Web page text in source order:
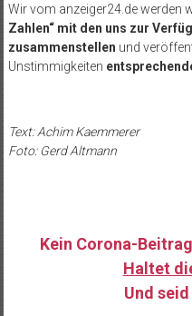
Wir vom anzeiger24.de werden
Zahlen“ mit den uns zur
zusammenstellen und
Unstimmigkeiten
Text: Achim Kaemmerer
Foto: Gerd Altmann
Kein Corona-
Haltet
Und